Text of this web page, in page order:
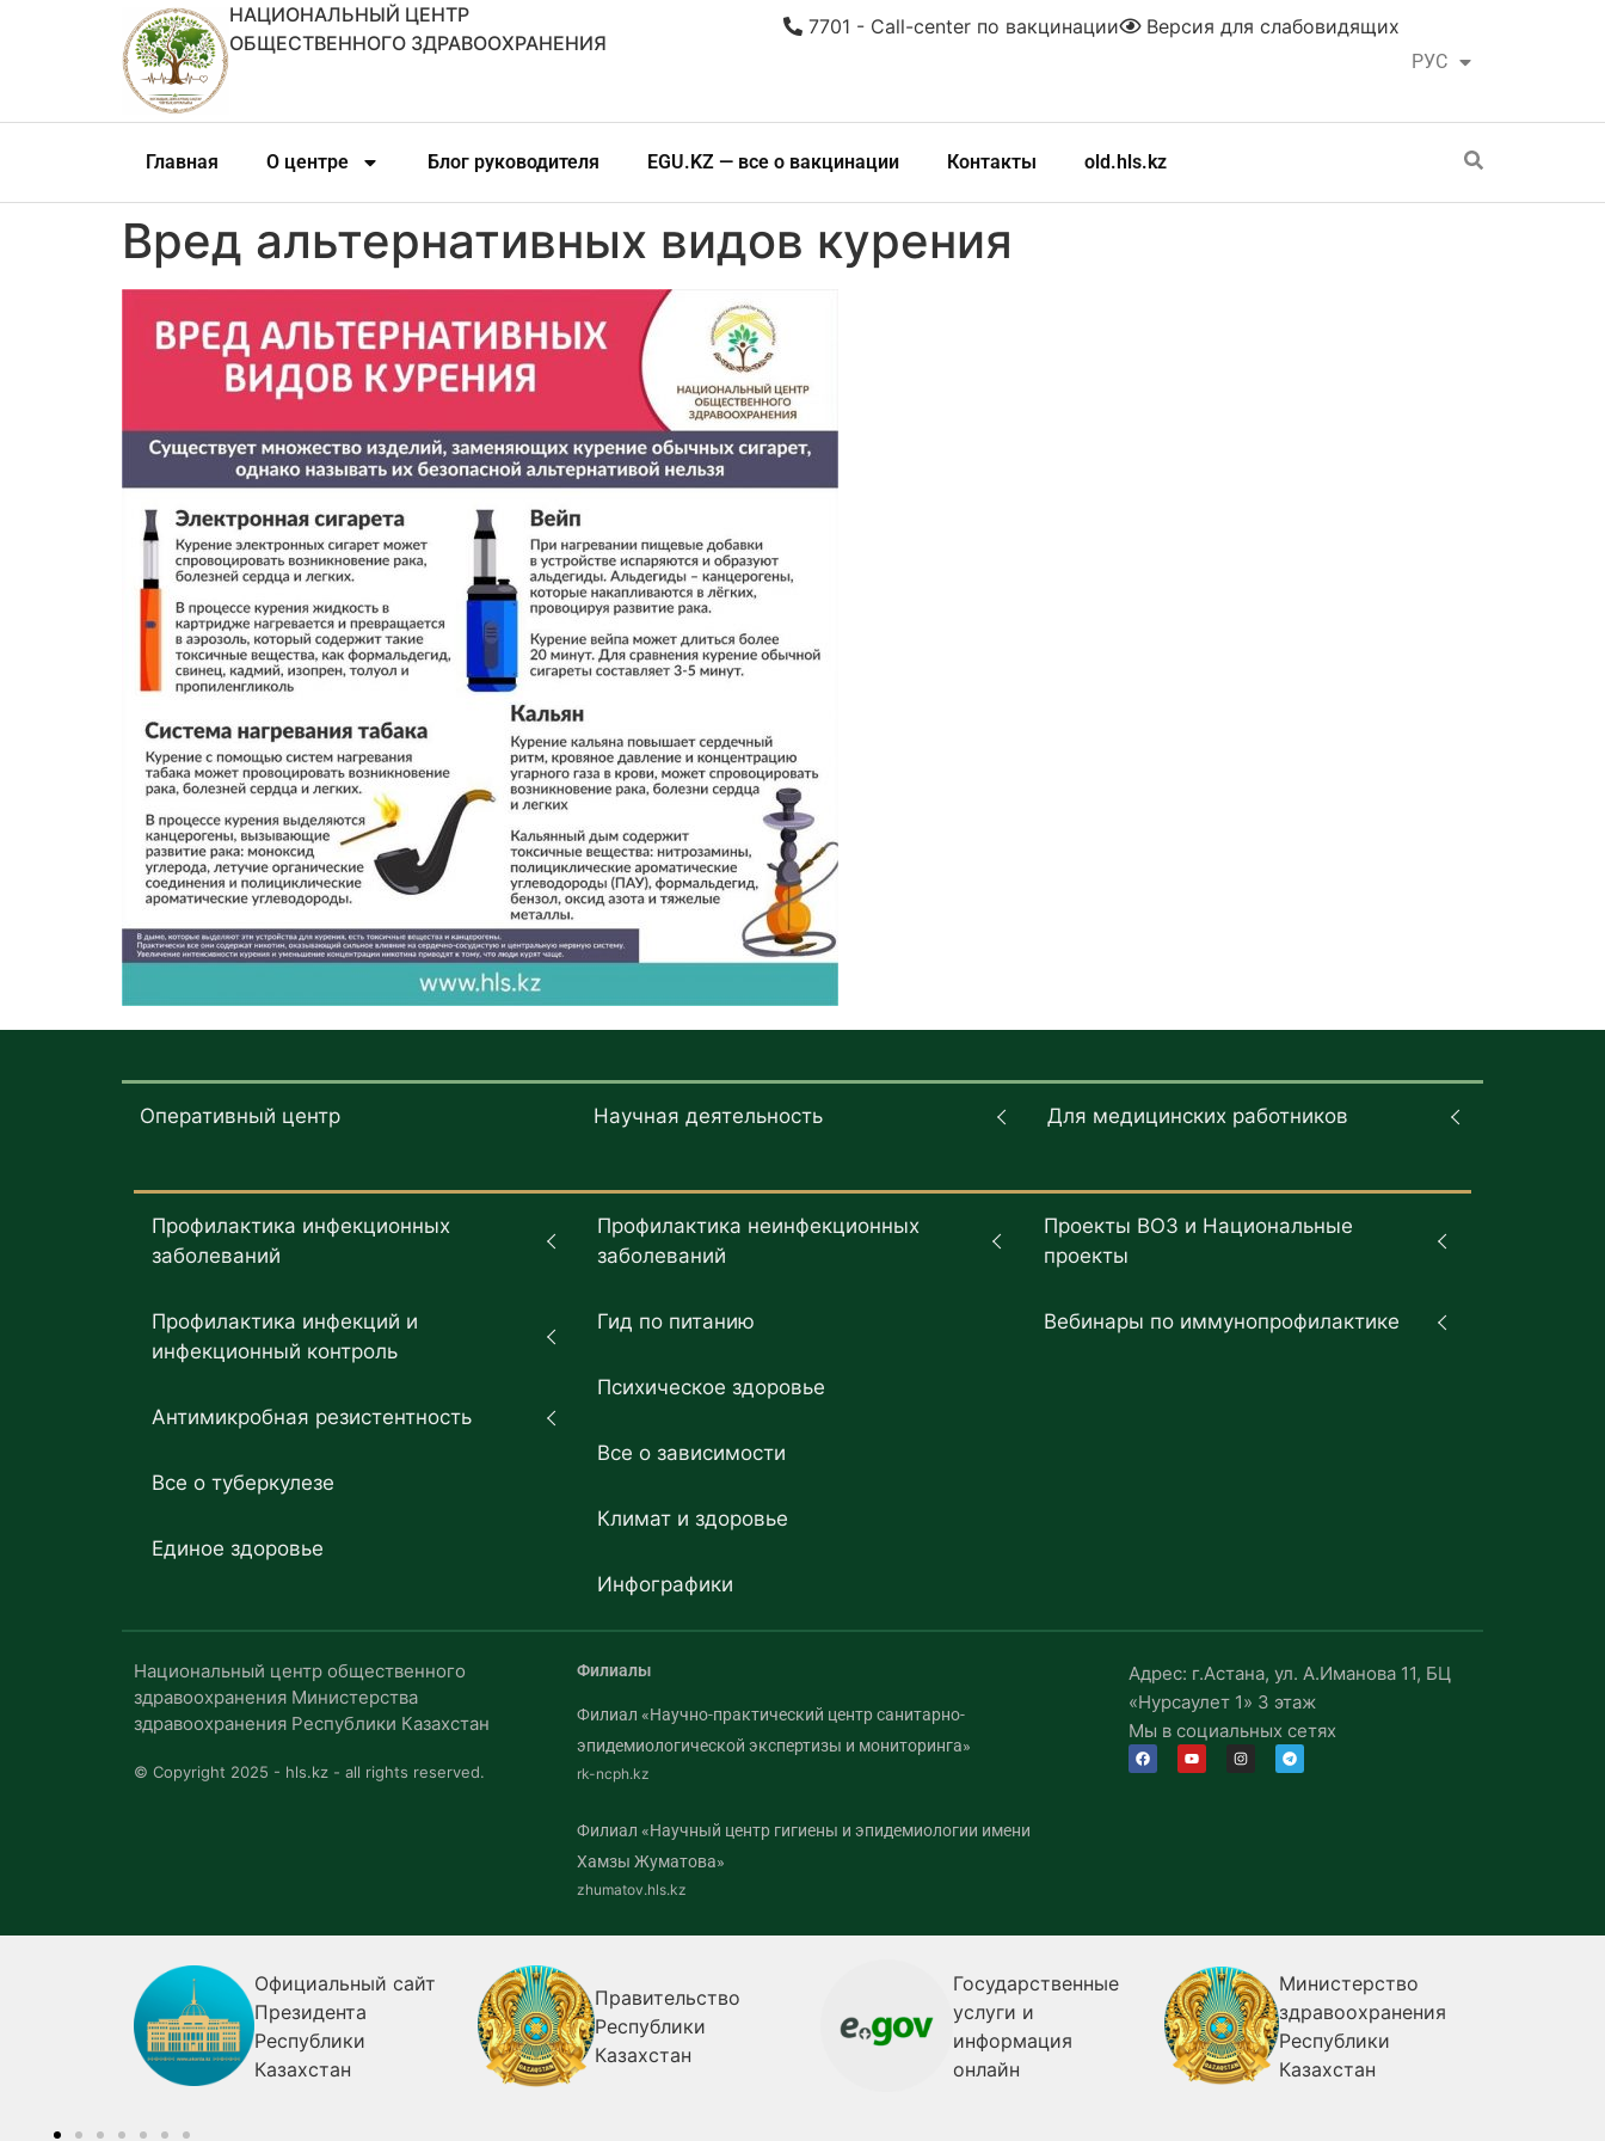
НАЦИОНАЛЬНЫЙ ЦЕНТР
ОБЩЕСТВЕННОГО ЗДРАВООХРАНЕНИЯ
РУС
ҚАЗ
Версия для слабовидящих
7701 - Call-center по вакцинации
Главная О центре Блог руководителя EGU.KZ — все о вакцинации Контакты old.hls.kz
Вред альтернативных видов курения
Оперативный центр Научная деятельность Для медицинских работников
Профилактика инфекционных
заболеваний
Профилактика инфекций и
инфекционный контроль
Антимикробная резистентность
Все о туберкулезе
Единое здоровье
Профилактика неинфекционных
заболеваний
Гид по питанию
Психическое здоровье
Все о зависимости
Климат и здоровье
Инфографики
Проекты ВОЗ и Национальные
проекты
Вебинары по иммунопрофилактике
Национальный центр общественного
здравоохранения Министерства
здравоохранения Республики Казахстан
© Copyright 2025 - hls.kz - all rights reserved.
Филиалы
Филиал «Научно-практический центр санитарно-
эпидемиологической экспертизы и мониторинга»
rk-ncph.kz
Филиал «Научный центр гигиены и эпидемиологии имени
Хамзы Жуматова»
zhumatov.hls.kz
Адрес: г.Астана, ул. А.Иманова 11, БЦ
«Нурсаулет 1» 3 этаж
Мы в социальных сетях
Официальный сайт
Президента
Республики
Казахстан
Правительство
Республики
Казахстан
Государственные
услуги и
информация
онлайн
Министерство
здравоохранения
Республики
Казахстан